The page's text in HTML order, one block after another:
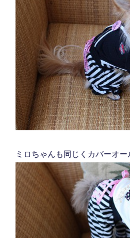
ミロちゃんも同じくカバーオ